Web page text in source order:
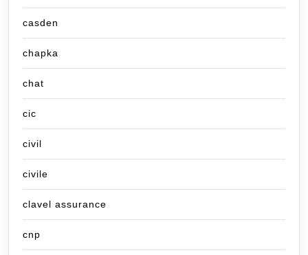
casden
chapka
chat
cic
civil
civile
clavel assurance
cnp